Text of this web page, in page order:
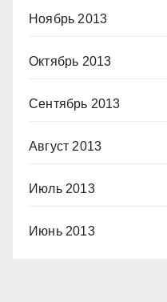
Ноябрь 2013
Октябрь 2013
Сентябрь 2013
Август 2013
Июль 2013
Июнь 2013